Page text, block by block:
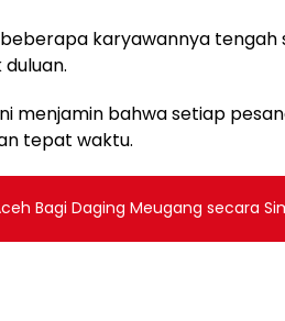
karyawannya tengah
menjamin bahwa setiap
tepat waktu.
Bagi Daging Meugang secara